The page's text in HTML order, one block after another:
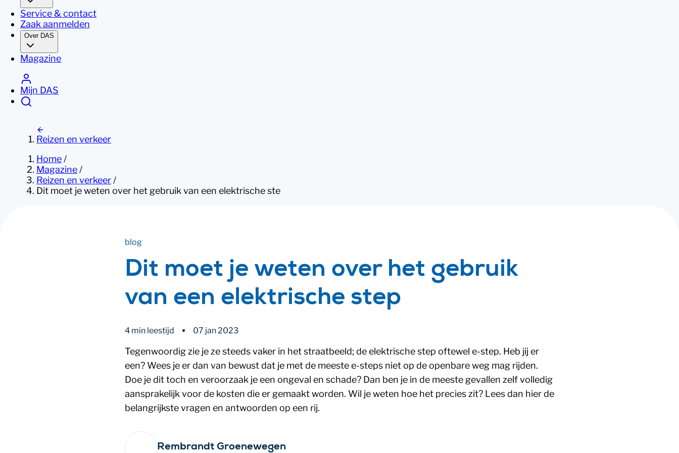
Service & contact
Zaak aanmelden
Over DAS
Magazine
Mijn DAS
Reizen en verkeer
Home /
Magazine /
Reizen en verkeer /
Dit moet je weten over het gebruik van een elektrische ste
blog
Dit moet je weten over het gebruik
van een elektrische step
4 min leestijd 07 jan 2023
Tegenwoordig zie je ze steeds vaker in het straatbeeld; de elektrische step oftewel e-step. Heb jij er
een? Wees je er dan van bewust dat je met de meeste e-steps niet op de openbare weg mag rijden.
Doe je dit toch en veroorzaak je een ongeval en schade? Dan ben je in de meeste gevallen zelf volledig
aansprakelijk voor de kosten die er gemaakt worden. Wil je weten hoe het precies zit? Lees dan hier de
belangrijkste vragen en antwoorden op een rij.
Rembrandt Groenewegen